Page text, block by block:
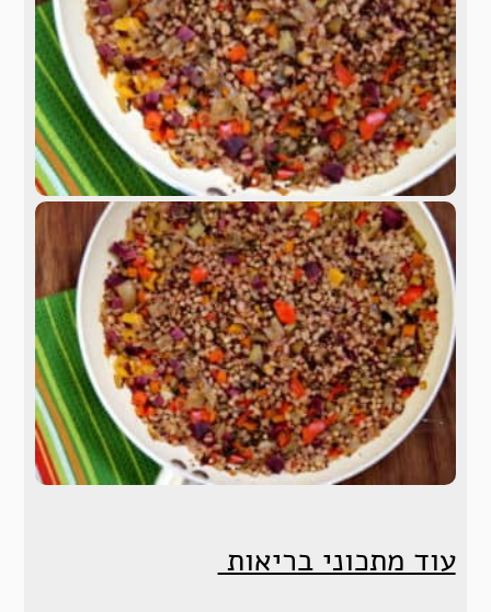
עוד מתכוני בריאות